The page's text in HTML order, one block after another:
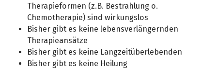
Therapieformen (z.B. Bestrahlung o.
Chemotherapie) sind wirkungslos
Bisher gibt es keine lebensverlängernden
Therapieansätze
Bisher gibt es keine Langzeitüberlebenden
Bisher gibt es keine Heilung